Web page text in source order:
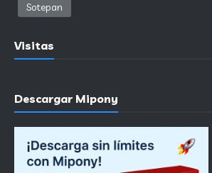
Sotepan
Visitas
Descargar Mipony